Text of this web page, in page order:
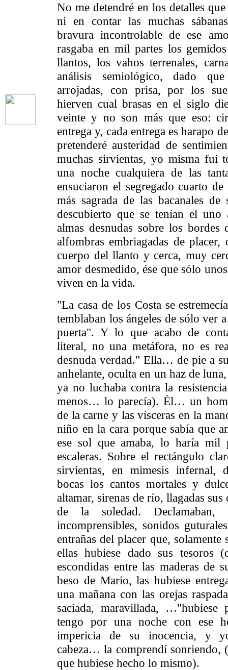
No me detendré en los detalles
ni en contar las muchas
bravura incontrolable de ese
rasgaba en mil partes los
llantos, los vahos terrenales,
análisis semiológico, dado
arrojadas, con prisa, por los
hierven cual brasas en el siglo
veinte y no son más que eso:
entrega y, cada entrega es harapo
pretenderé austeridad de
muchas sirvientas, yo misma fui
una noche cualquiera de las
ensuciaron el segregado cuarto
más sagrada de las bacanales de
descubierto que se tenían el
almas desnudas sobre los
alfombras embriagadas de
cuerpo del llanto y cerca, muy
amor desmedido, ése que sólo
viven en la vida.
"La casa de los Costa se
temblaban los ángeles de sólo ver
puerta". Y lo que acabo de
literal, no una metáfora, no es
desnuda verdad." Ella… de pie a
anhelante, oculta en un haz de
ya no luchaba contra la
menos… lo parecía). Él… un
de la carne y las vísceras en la
niño en la cara porque sabía que
ese sol que amaba, lo haría mil
escaleras. Sobre el rectángulo
sirvientas, en mimesis infernal,
bocas los cantos mortales y
altamar, sirenas de río, llagadas sus
de la soledad. Declamaban,
incomprensibles, sonidos
entrañas del placer que, solamente
ellas hubiese dado sus tesoros
escondidas entre las maderas de
beso de Mario, las hubiese
una mañana con las orejas
saciada, maravillada, …"hubiese
tengo por una noche con ese
impericia de su inocencia, y
cabeza… la comprendí sonriendo,
que hubiese hecho lo mismo).